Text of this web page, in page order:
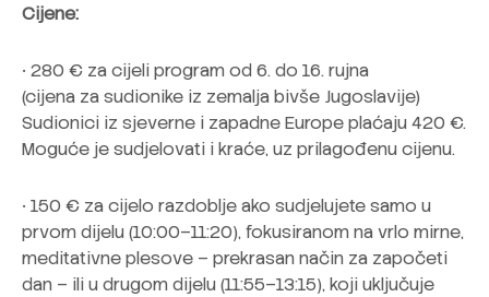
Cijene:
• 280 € za cijeli program od 6. do 16. rujna
(cijena za sudionike iz zemalja bivše Jugoslavije)
Sudionici iz sjeverne i zapadne Europe plaćaju 420 €.
Moguće je sudjelovati i kraće, uz prilagođenu cijenu.
• 150 € za cijelo razdoblje ako sudjelujete samo u
prvom dijelu (10:00–11:20), fokusiranom na vrlo mirne,
meditativne plesove – prekrasan način za započeti
dan – ili u drugom dijelu (11:55–13:15), koji uključuje